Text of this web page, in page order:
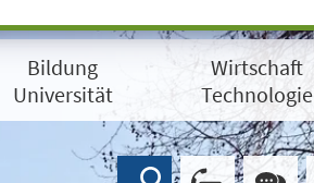
Bildung
Universität
Wirtschaft
Technologie